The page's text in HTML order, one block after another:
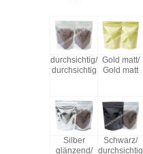
durchsichtig/
durchsichtig
Gold matt/
Gold matt
Silber
glänzend/
Schwarz/
durchsichtig